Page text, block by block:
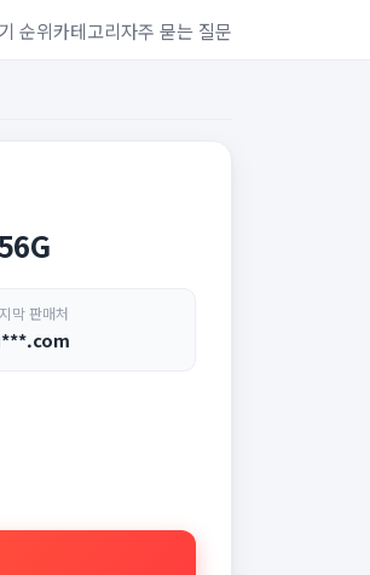
순위카테고리자주 묻는 질문
막 판매처